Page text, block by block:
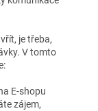
je třeba,
V tomto
E-shopu
zájem,